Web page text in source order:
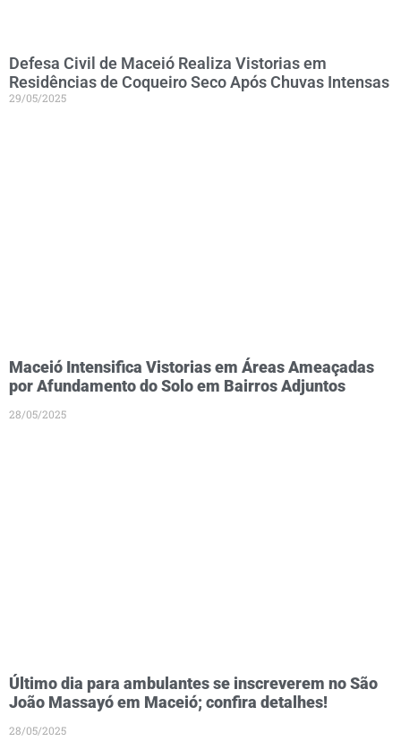
Defesa Civil de Maceió Realiza Vistorias em
Residências de Coqueiro Seco Após Chuvas Intensas
29/05/2025
Maceió Intensifica Vistorias em Áreas Ameaçadas
por Afundamento do Solo em Bairros Adjuntos
28/05/2025
Último dia para ambulantes se inscreverem no São
João Massayó em Maceió; confira detalhes!
28/05/2025